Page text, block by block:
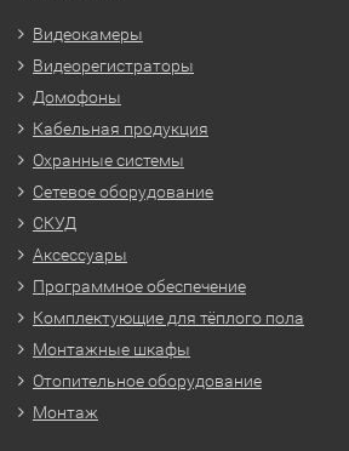
Видеокамеры
Видеорегистраторы
Домофоны
Кабельная продукция
Охранные системы
Сетевое оборудование
СКУД
Аксессуары
Программное обеспечение
Комплектующие для тёплого пола
Монтажные шкафы
Отопительное оборудование
Монтаж